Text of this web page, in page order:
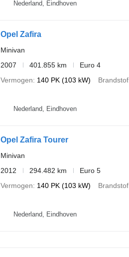
Nederland, Eindhoven
Opel Zafira
Minivan
2007
401.855 km
Euro 4
Vermogen
140 PK (103 kW) Brandstof
Nederland, Eindhoven
Opel Zafira Tourer
Minivan
2012
294.482 km
Euro 5
Vermogen
140 PK (103 kW) Brandstof
Nederland, Eindhoven